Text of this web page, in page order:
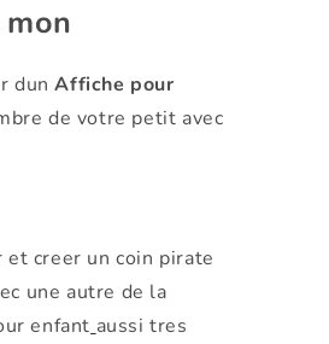
dunAffiche pour
de votre petit avec
et creer un coin pirate
une autre de la
enfant aussi tres